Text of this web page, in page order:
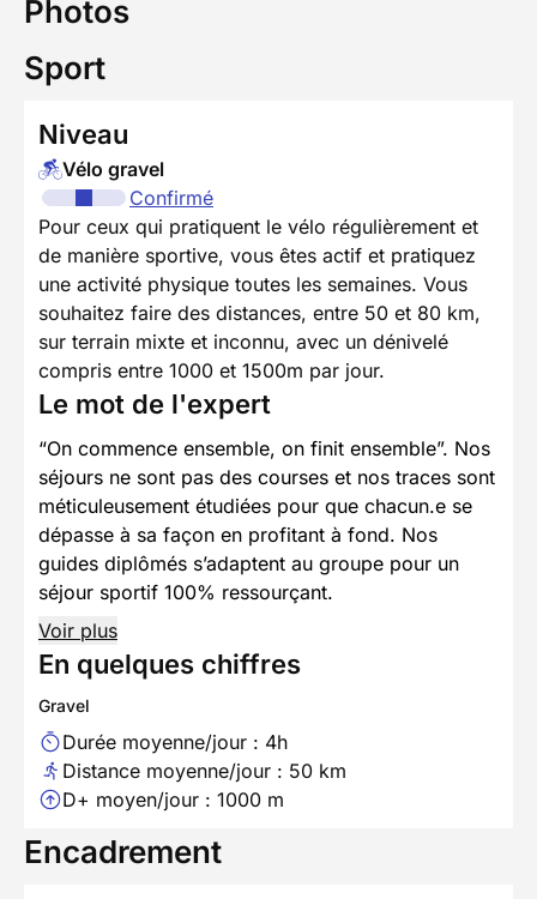
Photos
Sport
Niveau
Vélo gravel
Confirmé
Pour ceux qui pratiquent le vélo régulièrement et
de manière sportive, vous êtes actif et pratiquez
une activité physique toutes les semaines. Vous
souhaitez faire des distances, entre 50 et 80 km,
sur terrain mixte et inconnu, avec un dénivelé
compris entre 1000 et 1500m par jour.
Le mot de l'expert
“On commence ensemble, on finit ensemble”. Nos
séjours ne sont pas des courses et nos traces sont
méticuleusement étudiées pour que chacun.e se
dépasse à sa façon en profitant à fond. Nos
guides diplômés s’adaptent au groupe pour un
séjour sportif 100% ressourçant.
Voir plus
En quelques chiffres
Gravel
Durée moyenne/jour : 4h
Distance moyenne/jour : 50 km
D+ moyen/jour : 1000 m
Encadrement